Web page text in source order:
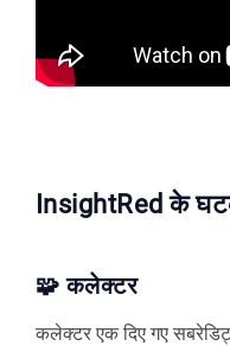
InsightRed के
🧩 कलेक्टर
कलेक्टर एक दिए गए